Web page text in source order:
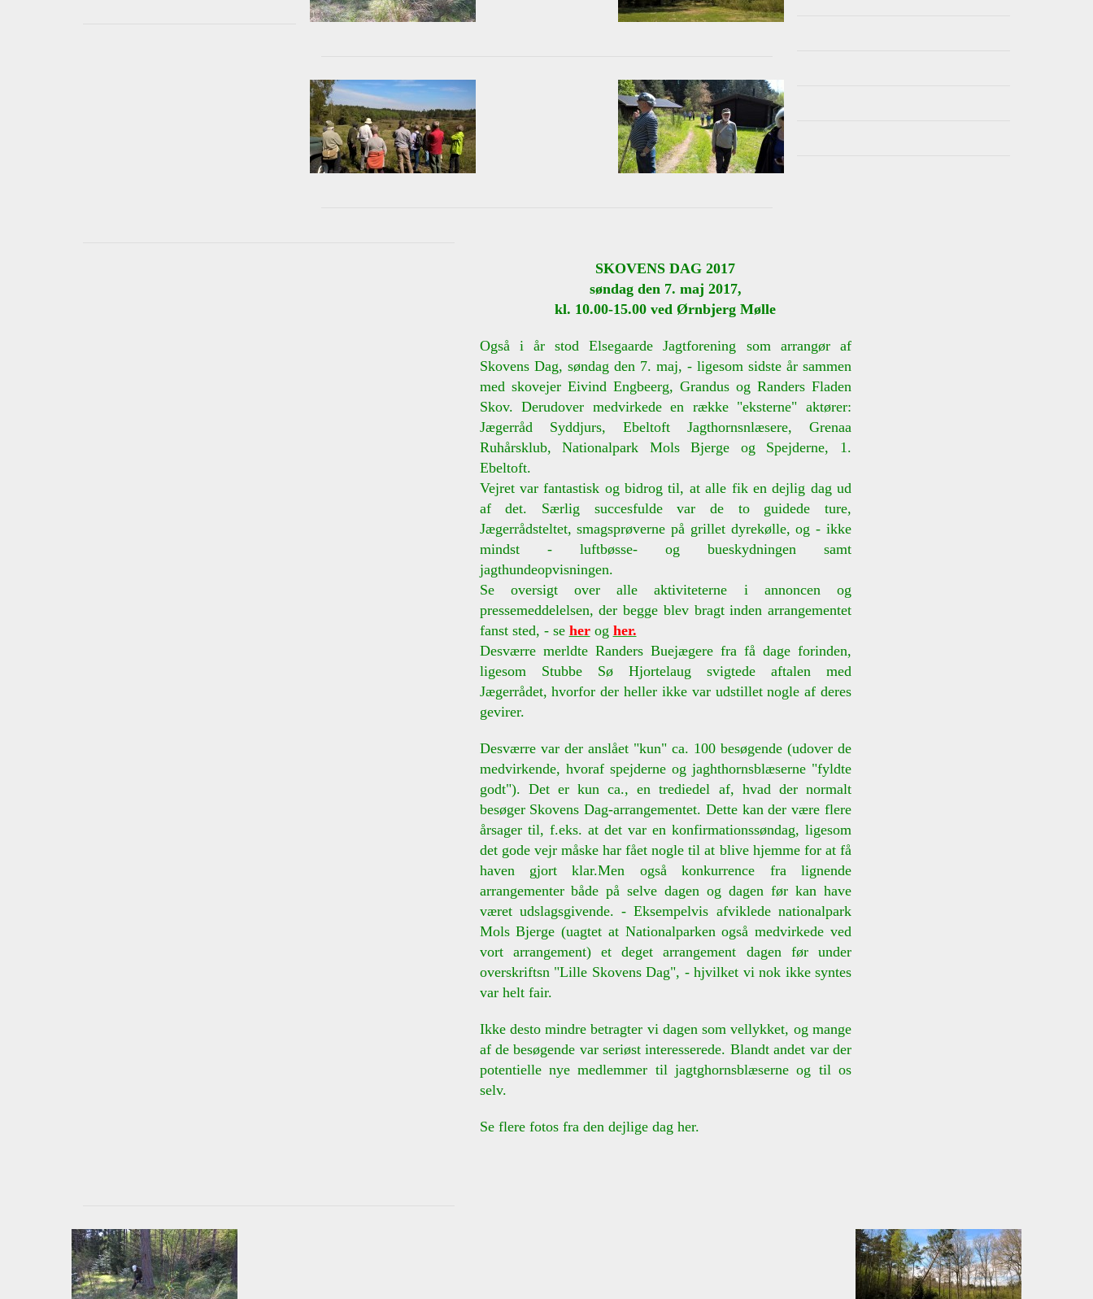
SKOVENS DAG 2017
søndag den 7. maj 2017,
kl. 10.00-15.00 ved Ørnbjerg Mølle
Også i år stod Elsegaarde Jagtforening som arrangør af
Skovens Dag, søndag den 7. maj, - ligesom sidste år sammen
med skovejer Eivind Engbeerg, Grandus og Randers Fladen
Skov. Derudover medvirkede en række "eksterne" aktører:
Jægerråd Syddjurs, Ebeltoft Jagthornsnlæsere, Grenaa
Ruhårsklub, Nationalpark Mols Bjerge og Spejderne, 1.
Ebeltoft.
Vejret var fantastisk og bidrog til, at alle fik en dejlig dag ud
af det. Særlig succesfulde var de to guidede ture,
Jægerrådsteltet, smagsprøverne på grillet dyrekølle, og - ikke
mindst - luftbøsse- og bueskydningen samt
jagthundeopvisningen.
Se oversigt over alle aktiviteterne i annoncen og
pressemeddelelsen, der begge blev bragt inden arrangementet
fanst sted, - se her og her.
Desværre merldte Randers Buejægere fra få dage forinden,
ligesom Stubbe Sø Hjortelaug svigtede aftalen med
Jægerrådet, hvorfor der heller ikke var udstillet nogle af deres
gevirer.
Desværre var der anslået "kun" ca. 100 besøgende (udover de
medvirkende, hvoraf spejderne og jaghthornsblæserne "fyldte
godt"). Det er kun ca., en trediedel af, hvad der normalt
besøger Skovens Dag-arrangementet. Dette kan der være flere
årsager til, f.eks. at det var en konfirmationssøndag, ligesom
det gode vejr måske har fået nogle til at blive hjemme for at få
haven gjort klar.Men også konkurrence fra lignende
arrangementer både på selve dagen og dagen før kan have
været udslagsgivende. - Eksempelvis afviklede nationalpark
Mols Bjerge (uagtet at Nationalparken også medvirkede ved
vort arrangement) et deget arrangement dagen før under
overskriftsn "Lille Skovens Dag", - hjvilket vi nok ikke syntes
var helt fair.
Ikke desto mindre betragter vi dagen som vellykket, og mange
af de besøgende var seriøst interesserede. Blandt andet var der
potentielle nye medlemmer til jagtghornsblæserne og til os
selv.
Se flere fotos fra den dejlige dag her.